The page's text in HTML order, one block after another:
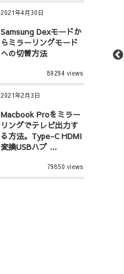
2021年4月30日
Samsung Dexモードか
らミラーリングモード
への切替方法
89294 views
2021年2月3日
Macbook Proをミラー
リングでテレビ出力す
る方法。Type-C HDMI
変換USBハブ ...
79850 views